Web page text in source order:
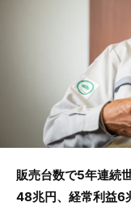
販売台数で5年連続
48兆円、経常利益6